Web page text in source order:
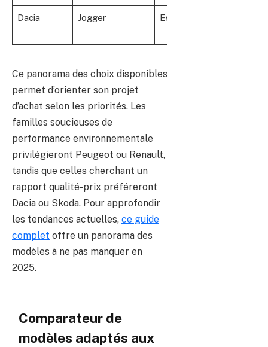
Dacia Jogger Essence, GPL
Ce panorama des choix disponibles
permet d’orienter son projet
d’achat selon les priorités. Les
familles soucieuses de
performance environnementale
privilégieront Peugeot ou Renault,
tandis que celles cherchant un
rapport qualité-prix préféreront
Dacia ou Skoda. Pour approfondir
les tendances actuelles, ce guide
complet offre un panorama des
modèles à ne pas manquer en
2025.
Comparateur de
modèles adaptés aux